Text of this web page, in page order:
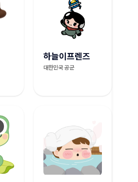
하늘이프렌즈
대한민국 공군